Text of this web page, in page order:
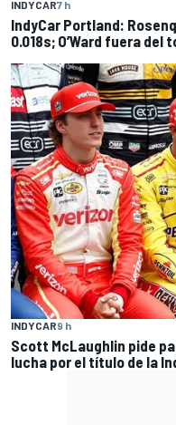
INDYCAR7 h
IndyCar Portland:
0.018s; O’Ward fuera del
INDYCAR9 h
Scott McLaughlin pide
lucha por el título de la